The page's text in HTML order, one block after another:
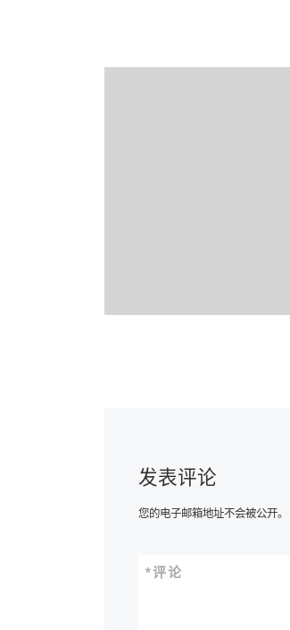
发表评论
您的电子邮箱地址不会被公开。
评论
*